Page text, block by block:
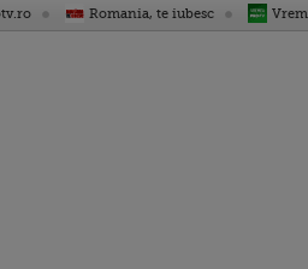
Romania, te iubesc